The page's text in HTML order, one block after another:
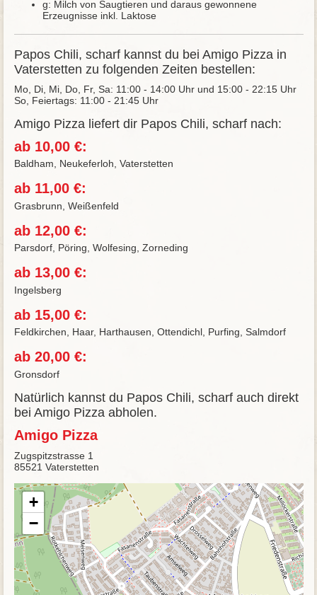
g: Milch von Saugtieren und daraus gewonnene
Erzeugnisse inkl. Laktose
Papos Chili, scharf kannst du bei Amigo Pizza in
Vaterstetten zu folgenden Zeiten bestellen:
Mo, Di, Mi, Do, Fr, Sa: 11:00 - 14:00 Uhr und 15:00 - 22:15 Uhr
So, Feiertags: 11:00 - 21:45 Uhr
Amigo Pizza liefert dir Papos Chili, scharf nach:
ab 10,00 €:
Baldham, Neukeferloh, Vaterstetten
ab 11,00 €:
Grasbrunn, Weißenfeld
ab 12,00 €:
Parsdorf, Pöring, Wolfesing, Zorneding
ab 13,00 €:
Ingelsberg
ab 15,00 €:
Feldkirchen, Haar, Harthausen, Ottendichl, Purfing, Salmdorf
ab 20,00 €:
Gronsdorf
Natürlich kannst du Papos Chili, scharf auch direkt
bei Amigo Pizza abholen.
Amigo Pizza
Zugspitzstrasse 1
85521 Vaterstetten
+
−